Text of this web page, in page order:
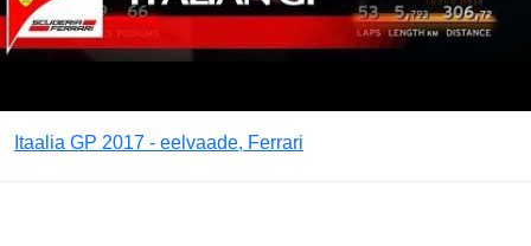
Itaalia GP 2017 - eelvaade, Ferrari